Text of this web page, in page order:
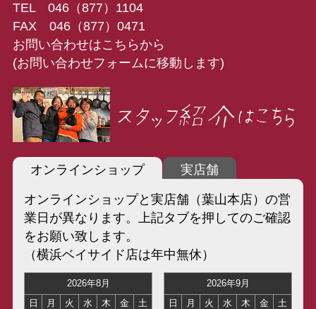
TEL 046（877）1104
FAX 046（877）0471
お問い合わせはこちらから
(お問い合わせフォームに移動します)
オンラインショップ 実店舗
オンラインショップと実店舗（葉山本店）の営
業日が異なります。上記タブを押してのご確認
をお願い致します。
（横浜ベイサイド店は年中無休）